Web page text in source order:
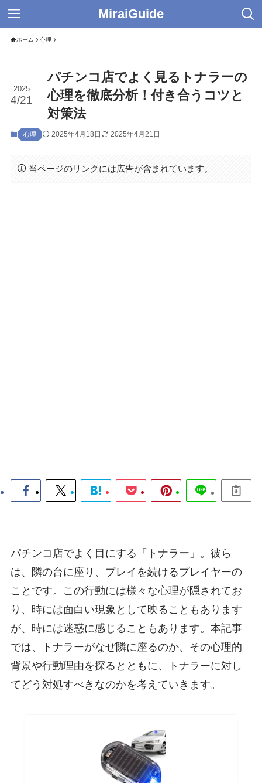
MiraiGuide
ホーム 心理
パチンコ店でよく見るトナラーの
心理を徹底分析！付き合うコツと
対策法
2025
4/21
心理 2025年4月18日 2025年4月21日
当ページのリンクには広告が含まれています。
パチンコ店でよく目にする「トナラー」。彼ら
は、隣の台に座り、プレイを続けるプレイヤーの
ことです。この行動には様々な心理が隠されてお
り、時には面白い現象として映ることもあります
が、時には迷惑に感じることもあります。本記事
では、トナラーがなぜ隣に座るのか、その心理的
背景や行動理由を探るとともに、トナラーに対し
てどう対処すべきなのかを考えていきます。